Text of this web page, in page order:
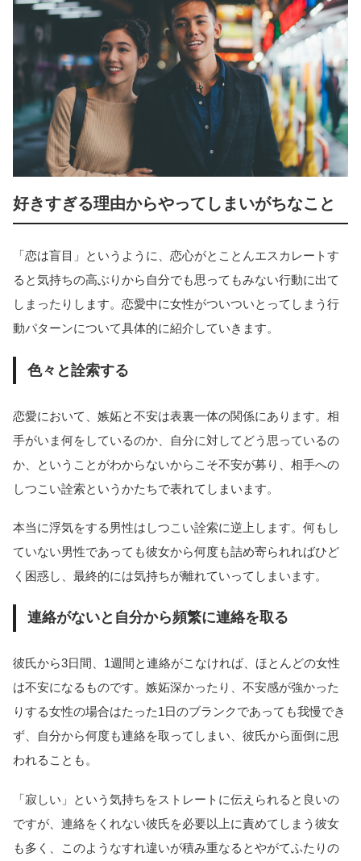
好きすぎる理由からやってしまいがちなこと
「恋は盲目」というように、恋心がとことんエスカレートす
ると気持ちの高ぶりから自分でも思ってもみない行動に出て
しまったりします。恋愛中に女性がついついとってしまう行
動パターンについて具体的に紹介していきます。
色々と詮索する
恋愛において、嫉妬と不安は表裏一体の関係にあります。相
手がいま何をしているのか、自分に対してどう思っているの
か、ということがわからないからこそ不安が募り、相手への
しつこい詮索というかたちで表れてしまいます。
本当に浮気をする男性はしつこい詮索に逆上します。何もし
ていない男性であっても彼女から何度も詰め寄られればひど
く困惑し、最終的には気持ちが離れていってしまいます。
連絡がないと自分から頻繁に連絡を取る
彼氏から3日間、1週間と連絡がこなければ、ほとんどの女性
は不安になるものです。嫉妬深かったり、不安感が強かった
りする女性の場合はたった1日のブランクであっても我慢でき
ず、自分から何度も連絡を取ってしまい、彼氏から面倒に思
われることも。
「寂しい」という気持ちをストレートに伝えられると良いの
ですが、連絡をくれない彼氏を必要以上に責めてしまう彼女
も多く、このようなすれ違いが積み重なるとやがてふたりの